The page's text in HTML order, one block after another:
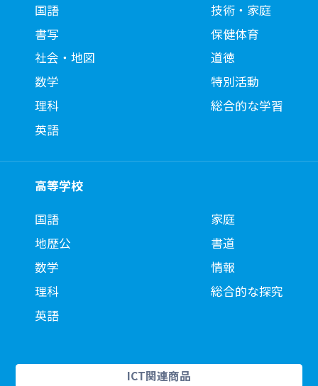
国語
書写
社会・地図
数学
理科
英語
技術・家庭
保健体育
道徳
特別活動
総合的な学習
高等学校
国語
地歴公
数学
理科
英語
家庭
書道
情報
総合的な探究
ICT関連商品